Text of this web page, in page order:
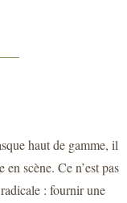
haut de gamme, il
scène. Ce n’est pas
: fournir une